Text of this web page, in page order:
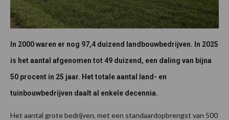
In 2000 waren er nog 97,4 duizend landbouwbedrijven. In 2025
is het aantal afgenomen tot 49 duizend, een daling van bijna
50 procent in 25 jaar. Het totale aantal land- en
tuinbouwbedrijven daalt al enkele decennia.
Het aantal grote bedrijven, met een standaardopbrengst van 500